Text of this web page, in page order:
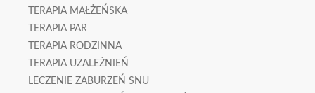
TERAPIA MAŁŻEŃSKA
TERAPIA PAR
TERAPIA RODZINNA
TERAPIA UZALEŻNIEŃ
LECZENIE ZABURZEŃ SNU